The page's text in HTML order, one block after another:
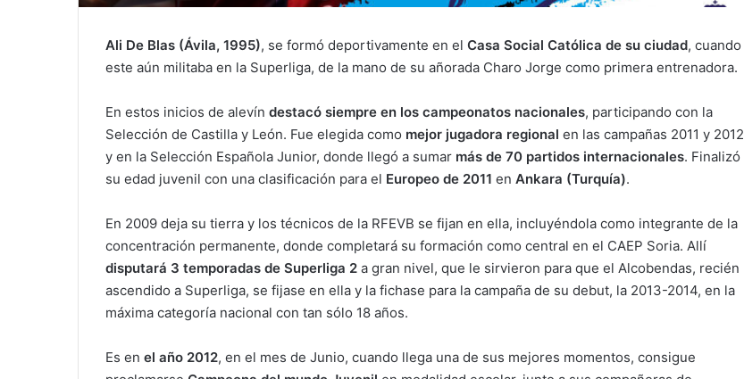
Ali De Blas (Ávila, 1995), se formó deportivamente en el Casa Social Católica de su ciudad, cuando
este aún militaba en la Superliga, de la mano de su añorada Charo Jorge como primera entrenadora.
En estos inicios de alevín destacó siempre en los campeonatos nacionales, participando con la
Selección de Castilla y León. Fue elegida como mejor jugadora regional en las campañas 2011 y 2012
y en la Selección Española Junior, donde llegó a sumar más de 70 partidos internacionales. Finalizó
su edad juvenil con una clasificación para el Europeo de 2011 en Ankara (Turquía).
En 2009 deja su tierra y los técnicos de la RFEVB se fijan en ella, incluyéndola como integrante de la
concentración permanente, donde completará su formación como central en el CAEP Soria. Allí
disputará 3 temporadas de Superliga 2 a gran nivel, que le sirvieron para que el Alcobendas, recién
ascendido a Superliga, se fijase en ella y la fichase para la campaña de su debut, la 2013-2014, en la
máxima categoría nacional con tan sólo 18 años.
Es en el año 2012, en el mes de Junio, cuando llega una de sus mejores momentos, consigue